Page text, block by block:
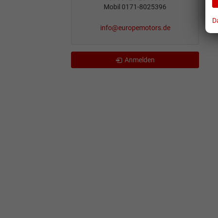
Mobil 0171-8025396
info@europemotors.de
Anmelden